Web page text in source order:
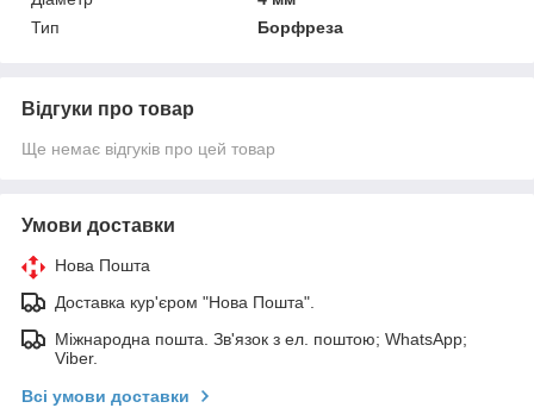
Тип
Борфреза
Відгуки про товар
Ще немає відгуків про цей товар
Умови доставки
Нова Пошта
Доставка кур'єром "Нова Пошта".
Міжнародна пошта. Зв'язок з ел. поштою; WhatsApp;
Viber.
Всі умови доставки